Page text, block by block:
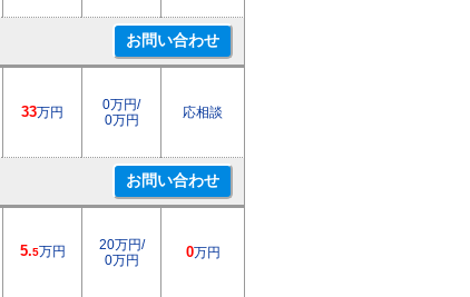
33万円
0万円/
0万円
応相談
5.5万円
20万円/
0万円
0万円